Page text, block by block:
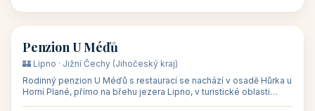
🏡 penzion
Penzion U Méďů
🏰 Lipno · Jižní Čechy (Jihočeský kraj)
Rodinný penzion U Méďů s restaurací se nachází v osadě Hůrka u
Horní Plané, přímo na břehu jezera Lipno, v turistické oblasti